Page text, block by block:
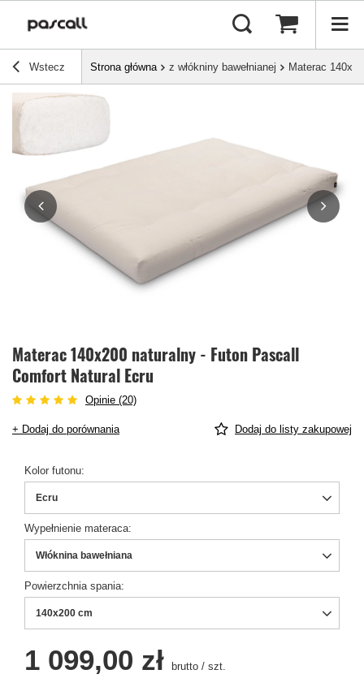
Wstecz Strona główna z włókniny bawełnianej Materac
Materac 140x200 naturalny - Futon Pascall
Comfort Natural Ecru
Opinie (20)
+ Dodaj do porównania Dodaj do listy zakupowej
Kolor futonu
Ecru
Wypełnienie materaca
Włóknina bawełniana
Powierzchnia spania
140x200 cm
1 099,00 zł brutto / szt.